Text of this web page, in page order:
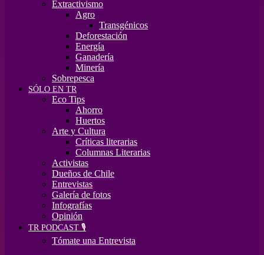
Extractivismo
Agro
Transgénicos
Deforestación
Energía
Ganadería
Minería
Sobrepesca
SÓLO EN TR
Eco Tips
Ahorro
Huertos
Arte y Cultura
Críticas literarias
Columnas Literarias
Activistas
Dueños de Chile
Entrevistas
Galería de fotos
Infografías
Opinión
TR PODCAST 🎙️
Tómate una Entrevista